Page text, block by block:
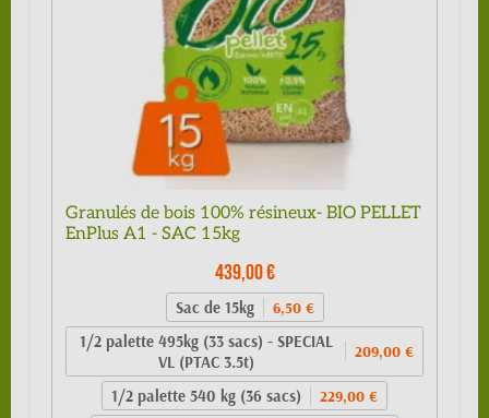
Granulés de bois 100% résineux- BIO PELLET
EnPlus A1 - SAC 15kg
439,00 €
Sac de 15kg 6,50 €
1/2 palette 495kg (33 sacs) - SPECIAL
VL (PTAC 3.5t)
209,00 €
1/2 palette 540 kg (36 sacs) 229,00 €